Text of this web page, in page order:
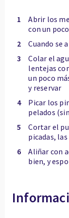
1
Abrir los
con un
2
Cuando se
3
Colar el
lentejas
un poco
y reservar
4
Picar los
pelados
5
Cortar el
picadas,
6
Aliñar con
bien, y